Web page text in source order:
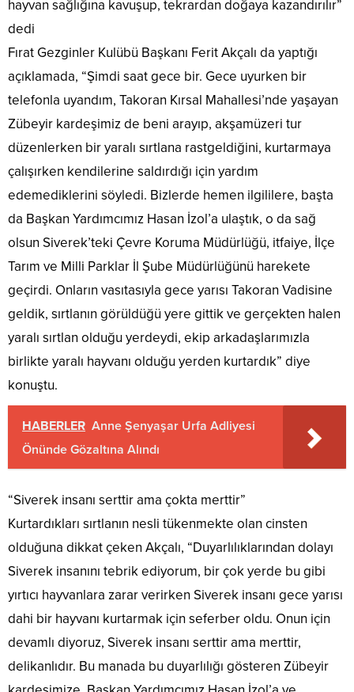
hayvan sağlığına kavuşup, tekrardan doğaya kazandırılır”
dedi
Fırat Gezginler Kulübü Başkanı Ferit Akçalı da yaptığı
açıklamada, “Şimdi saat gece bir. Gece uyurken bir
telefonla uyandım, Takoran Kırsal Mahallesi’nde yaşayan
Zübeyir kardeşimiz de beni arayıp, akşamüzeri tur
düzenlerken bir yaralı sırtlana rastgeldiğini, kurtarmaya
çalışırken kendilerine saldırdığı için yardım
edemediklerini söyledi. Bizlerde hemen ilgililere, başta
da Başkan Yardımcımız Hasan İzol’a ulaştık, o da sağ
olsun Siverek’teki Çevre Koruma Müdürlüğü, itfaiye, İlçe
Tarım ve Milli Parklar İl Şube Müdürlüğünü harekete
geçirdi. Onların vasıtasıyla gece yarısı Takoran Vadisine
geldik, sırtlanın görüldüğü yere gittik ve gerçekten halen
yaralı sırtlan olduğu yerdeydi, ekip arkadaşlarımızla
birlikte yaralı hayvanı olduğu yerden kurtardık” diye
konuştu.
HABERLER Anne Şenyaşar Urfa Adliyesi
Önünde Gözaltına Alındı
“Siverek insanı serttir ama çokta merttir”
Kurtardıkları sırtlanın nesli tükenmekte olan cinsten
olduğuna dikkat çeken Akçalı, “Duyarlılıklarından dolayı
Siverek insanını tebrik ediyorum, bir çok yerde bu gibi
yırtıcı hayvanlara zarar verirken Siverek insanı gece yarısı
dahi bir hayvanı kurtarmak için seferber oldu. Onun için
devamlı diyoruz, Siverek insanı serttir ama merttir,
delikanlıdır. Bu manada bu duyarlılığı gösteren Zübeyir